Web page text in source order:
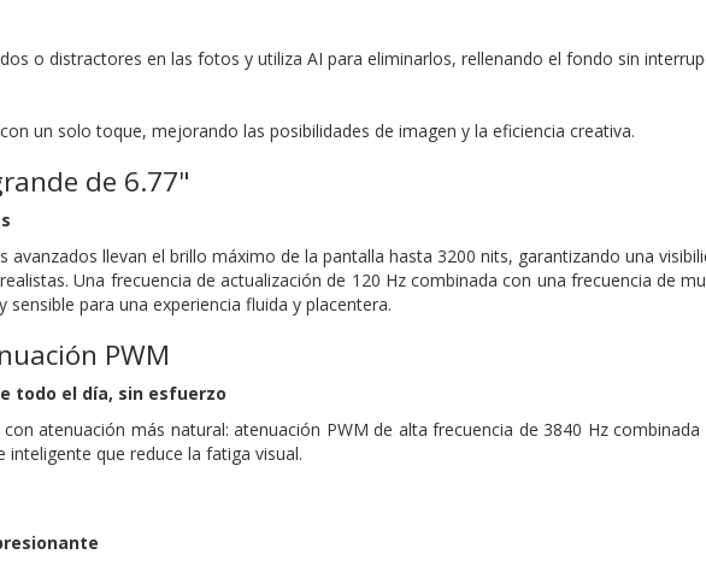
o distractores en las fotos y utiliza AI para eliminarlos, rellenando el fondo sin
un solo toque, mejorando las posibilidades de imagen y la eficiencia creativa.
de 6.77"
avanzados llevan el brillo máximo de la pantalla hasta 3200 nits, garantizando una
Una frecuencia de actualización de 120 Hz combinada con una frecuencia de
para una experiencia fluida y placentera.
PWM
todo el día, sin esfuerzo
atenuación más natural: atenuación PWM de alta frecuencia de 3840 Hz
inteligente que reduce la fatiga visual.